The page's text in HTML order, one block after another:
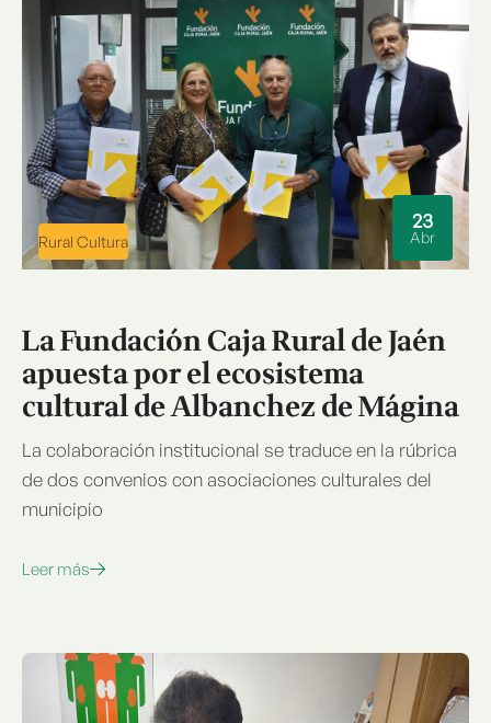
Rural Cultura
23
Abr
La Fundación Caja Rural de Jaén
apuesta por el ecosistema
cultural de Albanchez de Mágina
La colaboración institucional se traduce en la rúbrica
de dos convenios con asociaciones culturales del
municipio
Leer más